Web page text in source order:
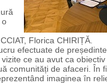
o
Florica CHIRIȚĂ.
efectuate de
ce au avut ca
comunități de afaceri. În
imaginea în